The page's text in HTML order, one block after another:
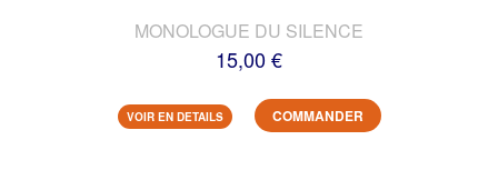
MONOLOGUE DU SILENCE
15,00 €
VOIR EN DETAILS COMMANDER